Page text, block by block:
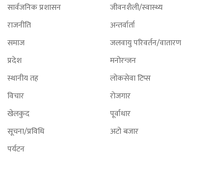
सार्वजनिक प्रशासन
राजनीति
समाज
प्रदेश
स्थानीय तह
विचार
खेलकुद
सूचना/प्रविधि
पर्यटन
जीवनशैली/स्वास्थ्य
अन्तर्वार्ता
जलवायु परिवर्तन/वातारण
मनोरन्जन
लोकसेवा टिप्स
रोजगार
पूर्वाधार
अटो बजार